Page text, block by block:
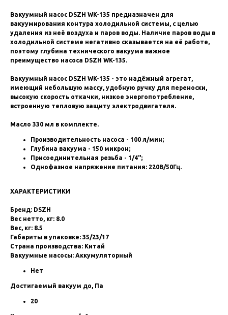
Вакуумный насос DSZH WK-135 предназначен для
вакуумирования контура холодильной системы, с целью
удаления из неё воздуха и паров воды. Наличие паров воды в
холодильной системе негативно сказывается на её работе,
поэтому глубина технического вакуума важное
преимущество насоса DSZH WK-135.
Вакуумный насос DSZH WK-135 - это надёжный агрегат,
имеющий небольшую массу, удобную ручку для переноски,
высокую скорость откачки, низкое энергопотребление,
встроенную тепловую защиту электродвигателя.
Масло 330 мл в комплекте.
Производительность насоса - 100 л/мин;
Глубина вакуума - 150 микрон;
Присоединительная резьба - 1/4";
Однофазное напряжение питания: 220В/50Гц.
ХАРАКТЕРИСТИКИ
Бренд: DSZH
Вес нетто, кг: 8.0
Вес, кг: 8.5
Габариты в упаковке: 35/23/17
Страна производства: Китай
Вакуумные насосы: Аккумуляторный
Нет
Достигаемый вакуум до, Па
20